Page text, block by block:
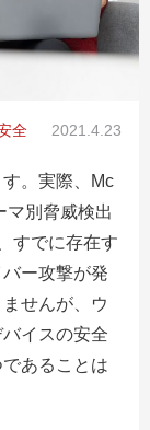
全 2021.4.23
。実際、Mc
マ別脅威検出
すでに存在す
ー攻撃が発
せんが、ウ
イスの安全
あることは